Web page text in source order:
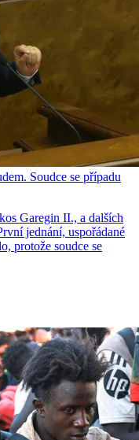
Soudce se případu
Garegin II., a dalších
jednání, uspořádané
protože soudce se